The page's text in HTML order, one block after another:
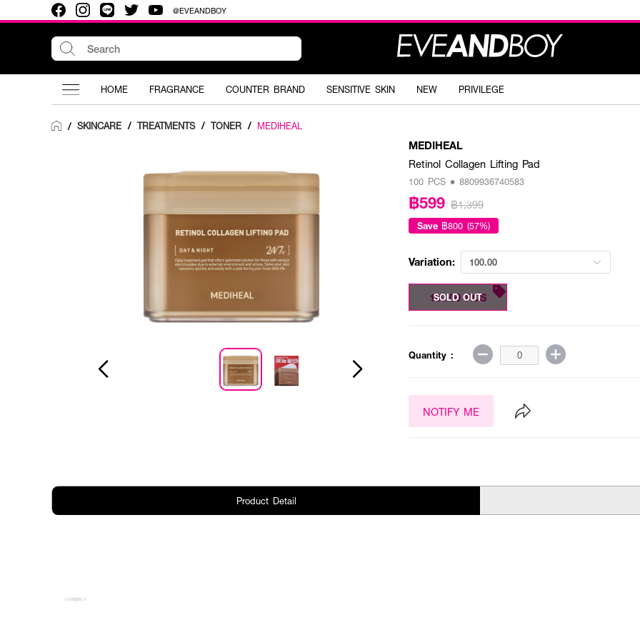
@EVEANDBOY
HOME FRAGRANCE COUNTER BRAND SENSITIVE SKIN NEW PRIVILEGE
/ SKINCARE / TREATMENTS / TONER / MEDIHEAL
MEDIHEAL
Retinol Collagen Lifting Pad
100 PCS • 8809936740583
฿599 ฿1,399
Save ฿800 (57%)
Variation: 100.00
100.00 PCS
SOLD OUT
Quantity :
NOTIFY ME
Product Detail